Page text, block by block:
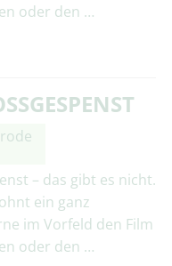
oder den …
– das gibt es nicht.
ein ganz
im Vorfeld den Film
oder den …